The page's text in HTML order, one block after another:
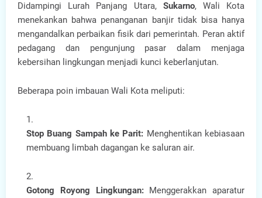
Didampingi Lurah Panjang Utara, Sukarno, Wali Kota
menekankan bahwa penanganan banjir tidak bisa hanya
mengandalkan perbaikan fisik dari pemerintah. Peran aktif
pedagang dan pengunjung pasar dalam menjaga
kebersihan lingkungan menjadi kunci keberlanjutan.
Beberapa poin imbauan Wali Kota meliputi:
Stop Buang Sampah ke Parit: Menghentikan kebiasaan
membuang limbah dagangan ke saluran air.
Gotong Royong Lingkungan:Menggerakkan aparatur